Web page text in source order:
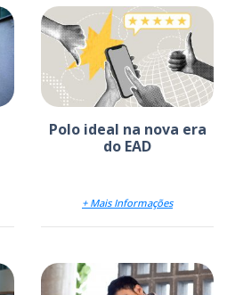
Polo ideal na nova era
do EAD
+ Mais Informações